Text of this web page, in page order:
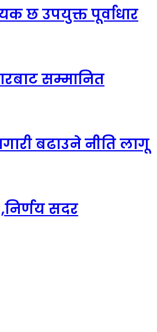
छ उपयुक्त पूर्वाधार
सम्मानित
बढाउने नीति लागू
सदर